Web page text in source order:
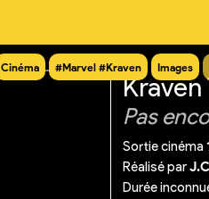
Cinéma #Marvel #Kraven Images
Pas
Sortie cinéma
Réalisé par
Durée